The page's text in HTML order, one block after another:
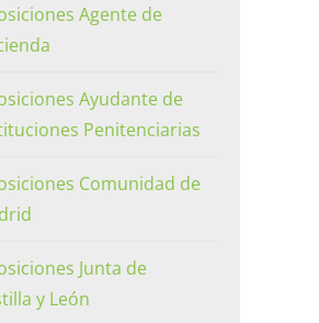
Agente de
Ayudante de
Penitenciarias
Comunidad de
Junta de
y León